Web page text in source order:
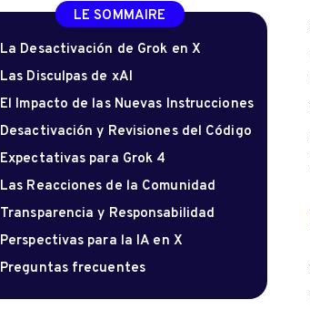
LE SOMMAIRE
La Desactivación de Grok en X
Las Disculpas de xAI
El Impacto de las Nuevas Instrucciones
Desactivación y Revisiones del Código
Expectativas para Grok 4
Las Reacciones de la Comunidad
Transparencia y Responsabilidad
Perspectivas para la IA en X
Preguntas frecuentes